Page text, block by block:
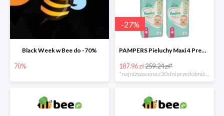
Black Week w Bee do -70%
70%
-27%
PAMPERS Pieluchy Maxi 4 Premium Care (9-14 kg) Zestaw 4 x 52 szt. -27%
187.96 zł259.24 zł*